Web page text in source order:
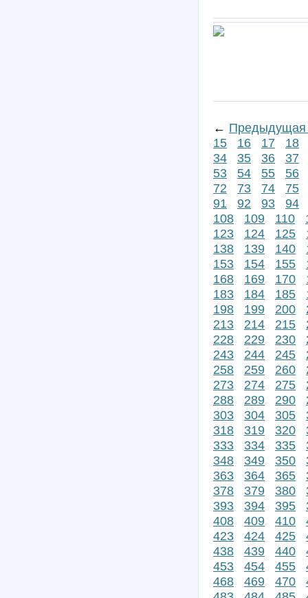
← Предыдущая
15
16 17
18
34
35 36
37
53
54 55
56
72
73 74
75
91
92 93
94
108
109 110
123
124 125
138
139 140
153
154 155
168
169 170
183
184 185
198
199 200
213
214 215
228
229 230
243
244 245
258
259 260
273
274 275
288
289 290
303
304 305
318
319 320
333
334 335
348
349 350
363
364 365
378
379 380
393
394 395
408
409 410
423
424 425
438
439 440
453
454 455
468
469 470